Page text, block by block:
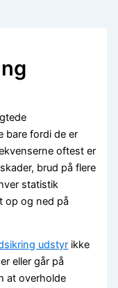
bare fordi de er
oftest er
brud på flere
statistik
op og ned på
udstyr ikke
eller går på
at overholde